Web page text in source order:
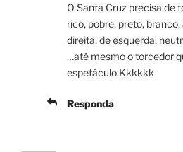
O Santa Cruz precisa de
rico, pobre, preto,
direita, de esquerda,
…até mesmo o torcedor
espetáculo.Kkkkkk
Responda